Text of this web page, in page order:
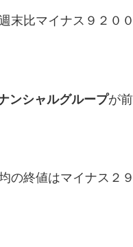
末比マイナス９２０
ンシャルグループが
の終値はマイナス２